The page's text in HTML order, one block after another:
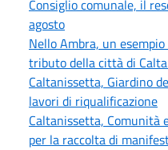
Consiglio comunale, il
agosto
Nello Ambra, un
tributo della città di
Caltanissetta, Giardino
lavori di riqualificazione
Caltanissetta, Comunità
per la raccolta di